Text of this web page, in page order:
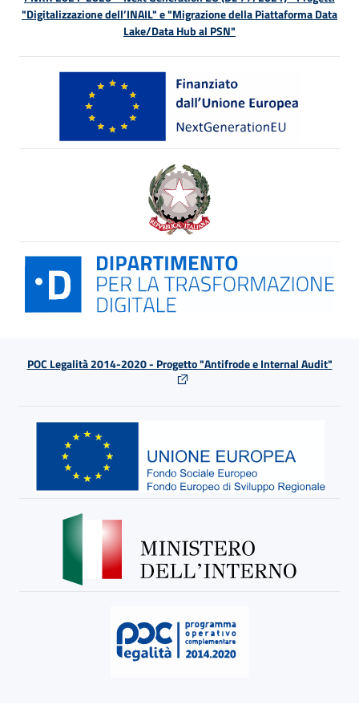
"Digitalizzazione dell’INAIL" e "Migrazione della Piattaforma Data
Lake/Data Hub al PSN"
POC Legalità 2014-2020 - Progetto "Antifrode e Internal Audit"